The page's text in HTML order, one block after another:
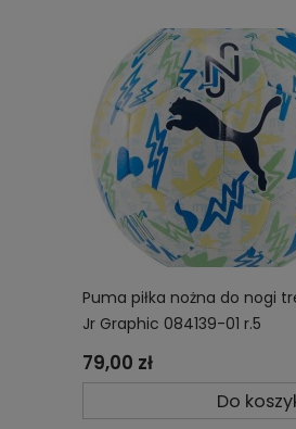
Puma piłka nożna do nogi
Jr Graphic 084139-01 r.5
79,00 zł
Do